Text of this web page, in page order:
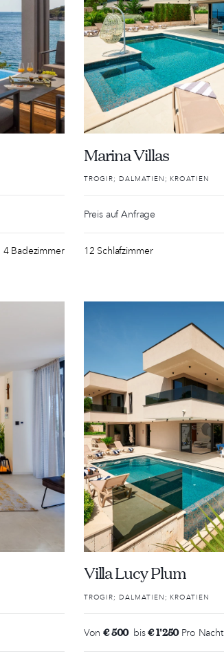
4 Badezimmer
Marina Villas
TROGIR; DALMATIEN; KROATIEN
Preis auf Anfrage
12 Schlafzimmer
Villa Lucy Plum
TROGIR; DALMATIEN; KROATIEN
Von€ 500 bis€ 1'250Pro Nacht